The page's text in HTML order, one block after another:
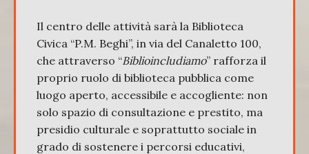
Il centro delle attività sarà la Biblioteca
Civica “P.M. Beghi”, in via del Canaletto 100,
che attraverso “Biblioincludiamo” rafforza il
proprio ruolo di biblioteca pubblica come
luogo aperto, accessibile e accogliente: non
solo spazio di consultazione e prestito, ma
presidio culturale e soprattutto sociale in
grado di sostenere i percorsi educativi,